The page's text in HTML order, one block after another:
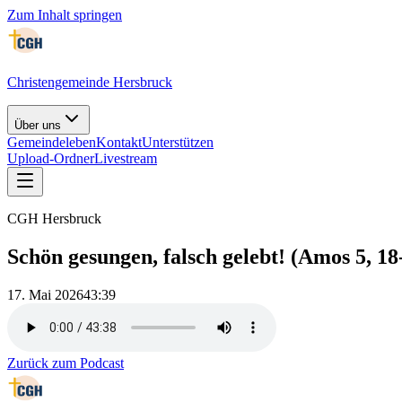
Zum Inhalt springen
Christengemeinde Hersbruck
Über uns
GemeindelebenKontaktUnterstützen
Upload-OrdnerLivestream
CGH Hersbruck
Schön gesungen, falsch gelebt! (Amos 5,
17. Mai 202643:39
Zurück zum Podcast